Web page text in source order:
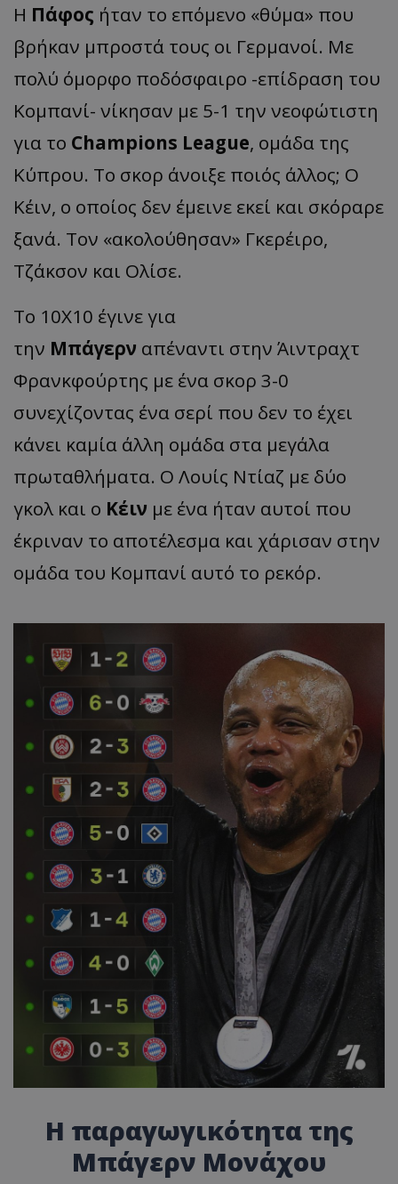
Η Πάφος ήταν το επόμενο «θύμα» που
βρήκαν μπροστά τους οι Γερμανοί. Με
πολύ όμορφο ποδόσφαιρο -επίδραση του
Κομπανί- νίκησαν με 5-1 την νεοφώτιστη
για το Champions League, ομάδα της
Κύπρου. Το σκορ άνοιξε ποιός άλλος; Ο
Κέιν, ο οποίος δεν έμεινε εκεί και σκόραρε
ξανά. Τον «ακολούθησαν» Γκερέιρο,
Τζάκσον και Ολίσε.
Το 10Χ10 έγινε για
την Μπάγερν απέναντι στην Άιντραχτ
Φρανκφούρτης με ένα σκορ 3-0
συνεχίζοντας ένα σερί που δεν το έχει
κάνει καμία άλλη ομάδα στα μεγάλα
πρωταθλήματα. Ο Λουίς Ντίαζ με δύο
γκολ και ο Κέιν με ένα ήταν αυτοί που
έκριναν το αποτέλεσμα και χάρισαν στην
ομάδα του Κομπανί αυτό το ρεκόρ.
Η παραγωγικότητα της
Μπάγερν Μονάχου